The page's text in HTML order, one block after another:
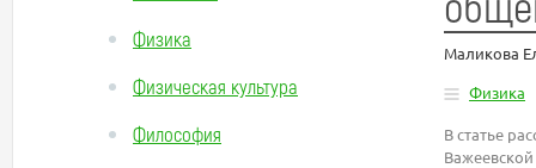
Физика
Физическая культура
Философия
Маликова
Физика
В статье